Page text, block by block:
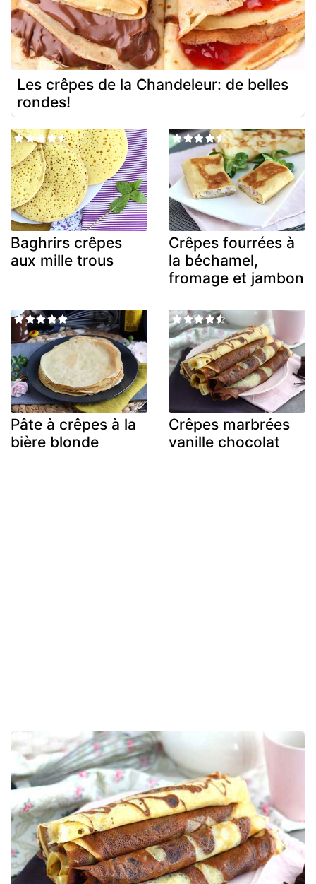
Les crêpes de la Chandeleur: de belles
rondes!
Baghrirs crêpes
aux mille trous
Crêpes fourrées à
la béchamel,
fromage et jambon
Pâte à crêpes à la
bière blonde
Crêpes marbrées
vanille chocolat